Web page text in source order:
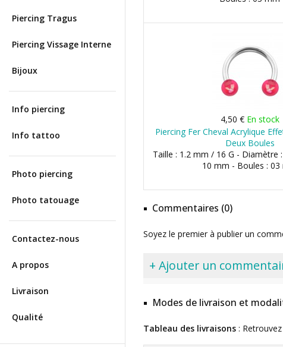
Piercing Tragus
Piercing Vissage Interne
Bijoux
Info piercing
Info tattoo
Photo piercing
Photo tatouage
Contactez-nous
A propos
Livraison
Qualité
4,50 € En stock
Piercing Fer Cheval Acrylique
Deux Boules
Taille : 1.2 mm / 16 G - Diamètre
10 mm - Boules : 03
Commentaires (0)
Soyez le premier à publier un
+ Ajouter un
Modes de livraison et
Tableau des livraisons :